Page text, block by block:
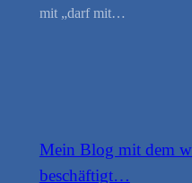
mit „darf mit…
Mein Blog mit dem
beschäftigt…